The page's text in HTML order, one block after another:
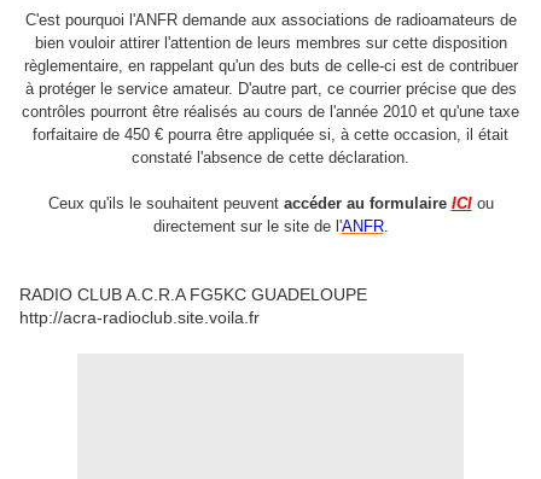
C'est pourquoi l'ANFR demande aux associations de radioamateurs de
bien vouloir attirer l'attention de leurs membres sur cette disposition
règlementaire, en rappelant qu'un des buts de celle-ci est de contribuer
à protéger le service amateur. D'autre part, ce courrier précise que des
contrôles pourront être réalisés au cours de l'année 2010 et qu'une taxe
forfaitaire de 450 € pourra être appliquée si, à cette occasion, il était
constaté l'absence de cette déclaration.
Ceux qu'ils le souhaitent peuvent accéder au formulaire ICIou
directement sur le site de l'ANFR.
RADIO CLUB A.C.R.A FG5KC GUADELOUPE
http://acra-radioclub.site.voila.fr